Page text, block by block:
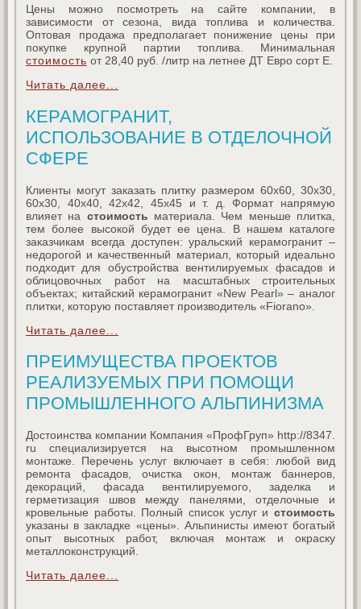
Цены можно посмотреть на сайте компании, в
зависимости от сезона, вида топлива и количества.
Оптовая продажа предполагает понижение цены при
покупке крупной партии топлива. Минимальная
стоимость от 28,40 руб. /литр на летнее ДТ Евро сорт Е.
Читать далее...
КЕРАМОГРАНИТ,
ИСПОЛЬЗОВАНИЕ В ОТДЕЛОЧНОЙ
СФЕРЕ
Клиенты могут заказать плитку размером 60х60, 30х30,
60х30, 40х40, 42х42, 45х45 и т. д. Формат напрямую
влияет на стоимость материала. Чем меньше плитка,
тем более высокой будет ее цена. В нашем каталоге
заказчикам всегда доступен: уральский керамогранит –
недорогой и качественный материал, который идеально
подходит для обустройства вентилируемых фасадов и
облицовочных работ на масштабных строительных
объектах; китайский керамогранит «New Pearl» – аналог
плитки, которую поставляет производитель «Fiorano».
Читать далее...
ПРЕИМУЩЕСТВА ПРОЕКТОВ
РЕАЛИЗУЕМЫХ ПРИ ПОМОЩИ
ПРОМЫШЛЕННОГО АЛЬПИНИЗМА
Достоинства компании Компания «ПрофГруп» http://8347.
ru специализируется на высотном промышленном
монтаже. Перечень услуг включает в себя: любой вид
ремонта фасадов, очистка окон, монтаж баннеров,
декораций, фасада вентилируемого, заделка и
герметизация швов между панелями, отделочные и
кровельные работы. Полный список услуг и стоимость
указаны в закладке «цены». Альпинисты имеют богатый
опыт высотных работ, включая монтаж и окраску
металлоконструкций.
Читать далее...